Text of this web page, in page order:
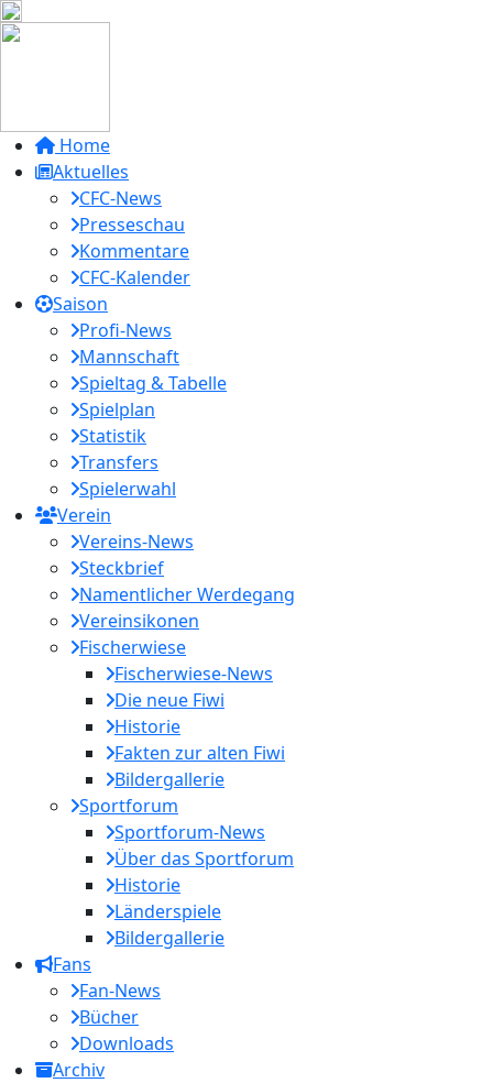
Home
Aktuelles
CFC-News
Presseschau
Kommentare
CFC-Kalender
Saison
Profi-News
Mannschaft
Spieltag & Tabelle
Spielplan
Statistik
Transfers
Spielerwahl
Verein
Vereins-News
Steckbrief
Namentlicher Werdegang
Vereinsikonen
Fischerwiese
Fischerwiese-News
Die neue Fiwi
Historie
Fakten zur alten Fiwi
Bildergallerie
Sportforum
Sportforum-News
Über das Sportforum
Historie
Länderspiele
Bildergallerie
Fans
Fan-News
Bücher
Downloads
Archiv